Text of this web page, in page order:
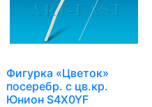
Фигурка «Цветок»
посеребр. с цв.кр.
Юнион S4X0YF